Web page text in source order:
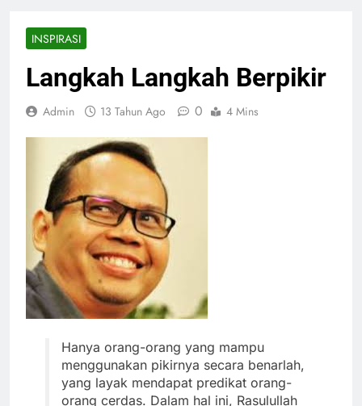
INSPIRASI
Langkah Langkah Berpikir
Admin 13 Tahun Ago 0 4 Mins
Hanya orang-orang yang mampu
menggunakan pikirnya secara benarlah,
yang layak mendapat predikat orang-
orang cerdas. Dalam hal ini, Rasulullah